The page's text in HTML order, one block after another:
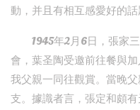
動，并且有相互感愛好的話
1945年2月6日，張家
會，葉圣陶受邀前往餐與
我父親一同往觀賞。當晚
支。據識者言，張定和頗